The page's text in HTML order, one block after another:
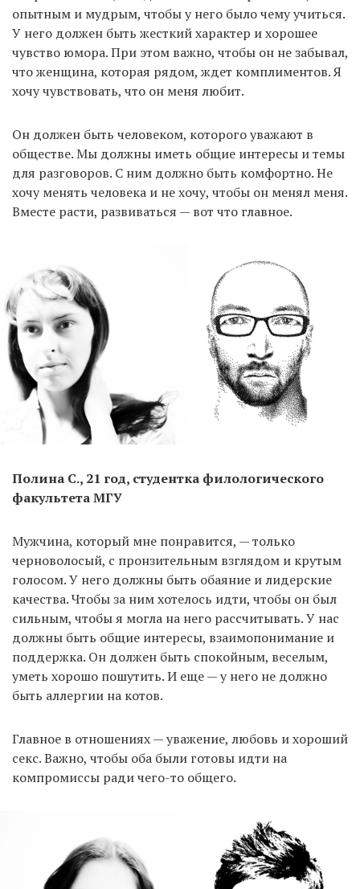
опытным и мудрым, чтобы у него было чему учиться.
У него должен быть жесткий характер и хорошее
чувство юмора. При этом важно, чтобы он не забывал,
что женщина, которая рядом, ждет комплиментов. Я
хочу чувствовать, что он меня любит.
Он должен быть человеком, которого уважают в
обществе. Мы должны иметь общие интересы и темы
для разговоров. С ним должно быть комфортно. Не
хочу менять человека и не хочу, чтобы он менял меня.
Вместе расти, развиваться — вот что главное.
Полина С., 21 год, студентка филологического
факультета МГУ
Мужчина, который мне понравится, — только
черноволосый, с пронзительным взглядом и крутым
голосом. У него должны быть обаяние и лидерские
качества. Чтобы за ним хотелось идти, чтобы он был
сильным, чтобы я могла на него рассчитывать. У нас
должны быть общие интересы, взаимопонимание и
поддержка. Он должен быть спокойным, веселым,
уметь хорошо пошутить. И еще — у него не должно
быть аллергии на котов.
Главное в отношениях — уважение, любовь и хороший
секс. Важно, чтобы оба были готовы идти на
компромиссы ради чего-то общего.